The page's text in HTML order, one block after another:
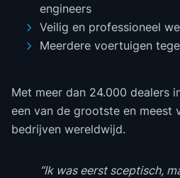
engineers
Veilig en professioneel
Meerdere voertuigen
Met meer dan 24.000 dealers
een van de grootste en meest
bedrijven wereldwijd.
“Ik was eerst sceptisch,